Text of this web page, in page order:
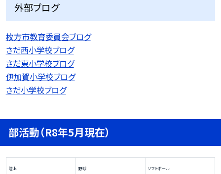
外部ブログ
枚方市教育委員会ブログ
さだ西小学校ブログ
さだ東小学校ブログ
伊加賀小学校ブログ
さだ小学校ブログ
部活動（R8年5月現在）
陸上 野球 ソフトボール